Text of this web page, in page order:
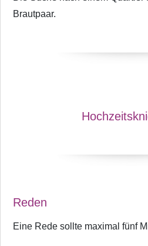
Brautpaar.
Reden
Eine Rede sollte maximal fünf